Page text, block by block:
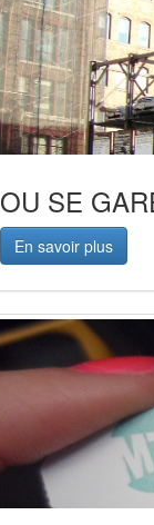
OU SE
En savoir plus